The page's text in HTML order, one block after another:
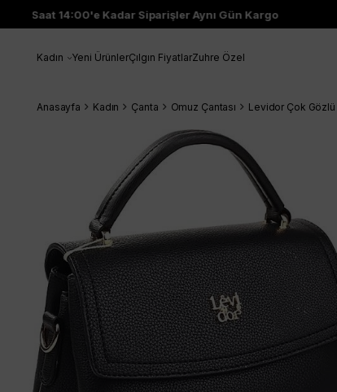
Saat 14:00'e Kadar Siparişler Aynı Gün Kargo
Kadın Yeni ÜrünlerÇılgın FiyatlarZuhre Özel
Anasayfa Kadın Çanta Omuz Çantası Levidor Çok Gözlü